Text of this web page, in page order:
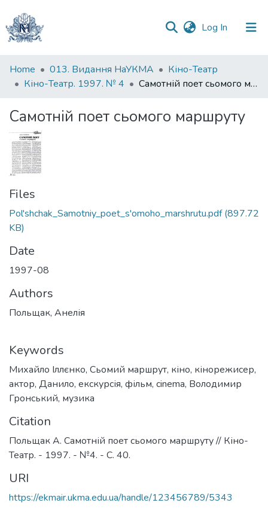
Log In (current)
Communities
&
All of DSpace
Statistics
Home 013. Видання НаУКМА
Кіно-Театр
Кіно-Театр. 1997. № 4
Самотній поет сьомого маршруту
Самотній поет сьомого маршруту
Files
Pol'shchak_Samotniy_poet_s'omoho_marshrutu.pdf(897.72
KB)
Date
1997-08
Authors
Польщак, Анелія
Keywords
Михайло Іллєнко, Сьомий маршрут, кіно, кінорежисер,
актор, Данило, екскурсія, фільм, cinema, Володимир
Гронський, музика
Citation
Польщак А. Самотній поет сьомого маршруту // Кіно-
Театр. - 1997. - №4. - С. 40.
URI
https://ekmair.ukma.edu.ua/handle/123456789/5343